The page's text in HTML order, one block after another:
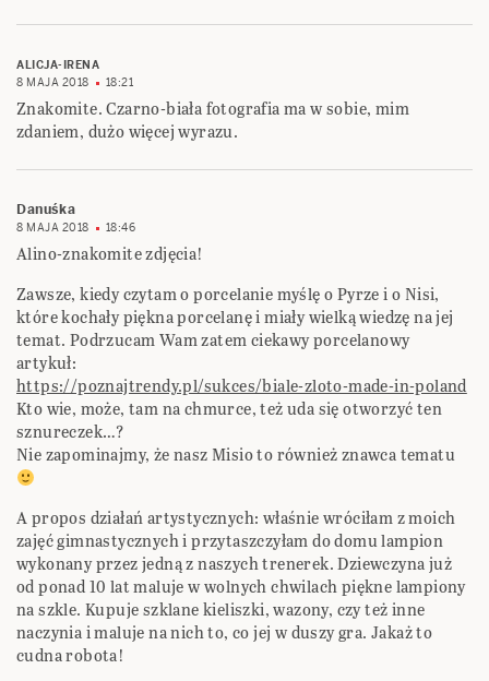
ALICJA-IRENA
8 MAJA 2018
18:21
Znakomite. Czarno-biała fotografia ma w sobie, mim
zdaniem, dużo więcej wyrazu.
Danuśka
8 MAJA 2018 18:46
Alino-znakomite zdjęcia!
Zawsze, kiedy czytam o porcelanie myślę o Pyrze i o Nisi,
które kochały piękna porcelanę i miały wielką wiedzę na jej
temat. Podrzucam Wam zatem ciekawy porcelanowy
artykuł:
https://poznajtrendy.pl/sukces/biale-zloto-made-in-poland
Kto wie, może, tam na chmurce, też uda się otworzyć ten
sznureczek…?
Nie zapominajmy, że nasz Misio to również znawca tematu
A propos działań artystycznych: właśnie wróciłam z moich
zajęć gimnastycznych i przytaszczyłam do domu lampion
wykonany przez jedną z naszych trenerek. Dziewczyna już
od ponad 10 lat maluje w wolnych chwilach piękne lampiony
na szkle. Kupuje szklane kieliszki, wazony, czy też inne
naczynia i maluje na nich to, co jej w duszy gra. Jakaż to
cudna robota!